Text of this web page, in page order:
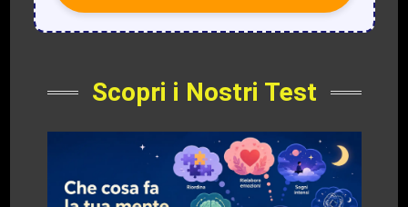
Scopri i Nostri Test